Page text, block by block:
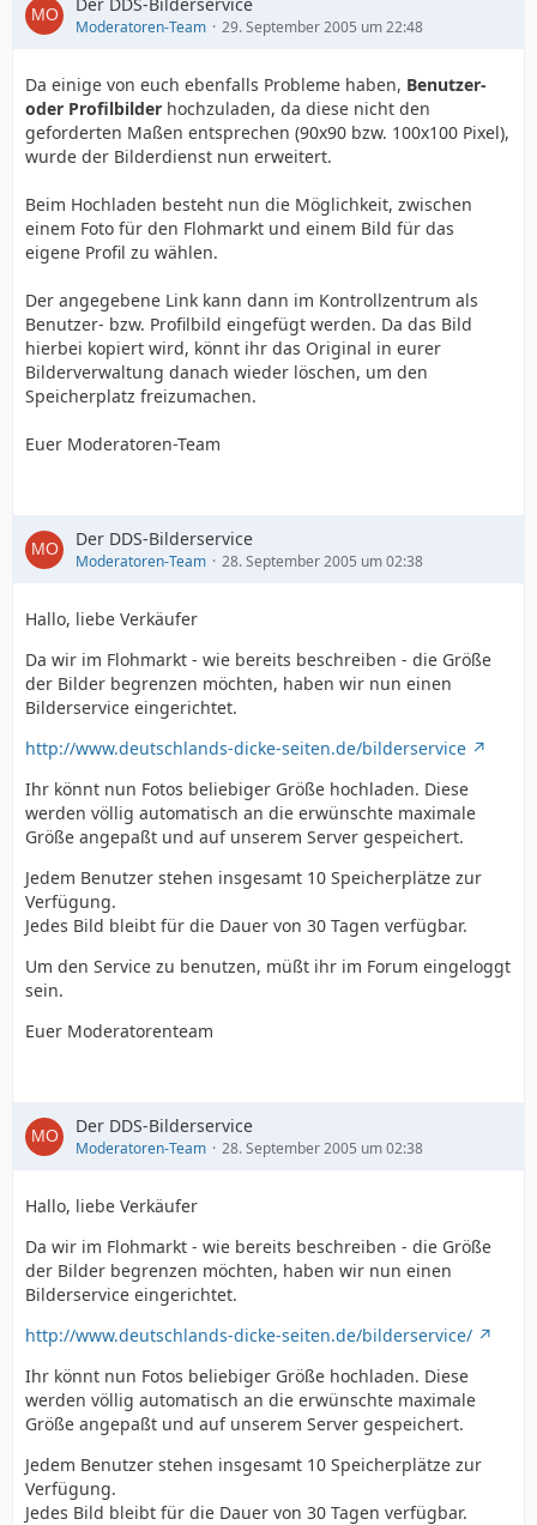
Moderatoren-Team 29. September 2005 um 22:48
Da einige von euch ebenfalls Probleme haben, Benutzer-
oder Profilbilder hochzuladen, da diese nicht den
geforderten Maßen entsprechen (90x90 bzw. 100x100 Pixel),
wurde der Bilderdienst nun erweitert.
Beim Hochladen besteht nun die Möglichkeit, zwischen
einem Foto für den Flohmarkt und einem Bild für das
eigene Profil zu wählen.
Der angegebene Link kann dann im Kontrollzentrum als
Benutzer- bzw. Profilbild eingefügt werden. Da das Bild
hierbei kopiert wird, könnt ihr das Original in eurer
Bilderverwaltung danach wieder löschen, um den
Speicherplatz freizumachen.
Euer Moderatoren-Team
Der DDS-Bilderservice
Moderatoren-Team 28. September 2005 um 02:38
Hallo, liebe Verkäufer
Da wir im Flohmarkt - wie bereits beschreiben - die Größe
der Bilder begrenzen möchten, haben wir nun einen
Bilderservice eingerichtet.
http://www.deutschlands-dicke-seiten.de/bilderservice
Ihr könnt nun Fotos beliebiger Größe hochladen. Diese
werden völlig automatisch an die erwünschte maximale
Größe angepaßt und auf unserem Server gespeichert.
Jedem Benutzer stehen insgesamt 10 Speicherplätze zur
Verfügung.
Jedes Bild bleibt für die Dauer von 30 Tagen verfügbar.
Um den Service zu benutzen, müßt ihr im Forum eingeloggt
sein.
Euer Moderatorenteam
Der DDS-Bilderservice
Moderatoren-Team 28. September 2005 um 02:38
Hallo, liebe Verkäufer
Da wir im Flohmarkt - wie bereits beschreiben - die Größe
der Bilder begrenzen möchten, haben wir nun einen
Bilderservice eingerichtet.
http://www.deutschlands-dicke-seiten.de/bilderservice/
Ihr könnt nun Fotos beliebiger Größe hochladen. Diese
werden völlig automatisch an die erwünschte maximale
Größe angepaßt und auf unserem Server gespeichert.
Jedem Benutzer stehen insgesamt 10 Speicherplätze zur
Verfügung.
Jedes Bild bleibt für die Dauer von 30 Tagen verfügbar.